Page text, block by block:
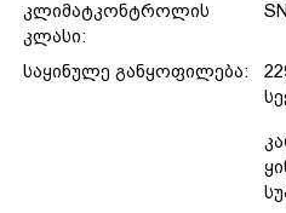
კლიმატკონტროლის
კლასი:
საყინულე განყოფილება: